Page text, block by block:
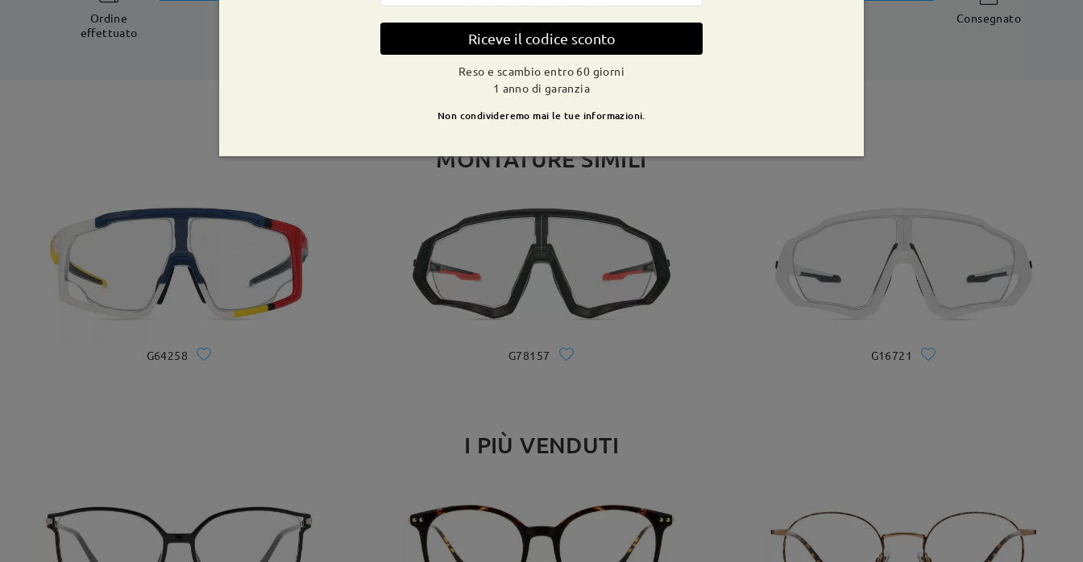
Ordine
effettuato
Consegnato
MONTATURE SIMILI
G64258 G78157 G16721
I PIÙ VENDUTI
Riceve il codice sconto
Reso e scambio entro 60 giorni
1 anno di garanzia
Non condivideremo mai le tue informazioni.